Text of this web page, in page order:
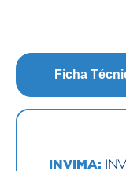
Ficha
INVIMA: